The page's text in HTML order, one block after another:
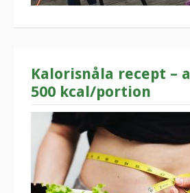
Kalorisnåla recept –
500 kcal/portion